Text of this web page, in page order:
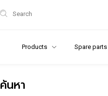
Search
Products Spare parts
ค้นหา